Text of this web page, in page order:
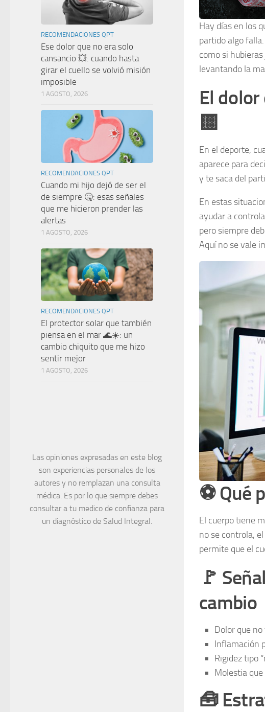
Hay días en los
partido algo
como si
levantando la
El
🟨
En el deporte,
aparece para
y te saca del
En estas
ayudar a
pero siempre
Aquí no se vale
⚽ Qué
El cuerpo tiene
no se controla,
permite que el
🚩
cambio
Dolor que
Inflamación
Rigidez tipo
Molestia
🧰
RECOMENDACIONES QPT
Ese dolor que no era solo
cansancio 💥: cuando hasta
girar el cuello se volvió misión
imposible
1 AGOSTO, 2026
RECOMENDACIONES QPT
Cuando mi hijo dejó de ser el
de siempre 🤒: esas señales
que me hicieron prender las
alertas
1 AGOSTO, 2026
RECOMENDACIONES QPT
El protector solar que también
piensa en el mar 🌊☀️: un
cambio chiquito que me hizo
sentir mejor
1 AGOSTO, 2026
Las opiniones expresadas en este blog
son experiencias personales de los
autores y no remplazan una consulta
médica. Es por lo que siempre debes
consultar a tu medico de confianza para
un diagnóstico de Salud Integral.